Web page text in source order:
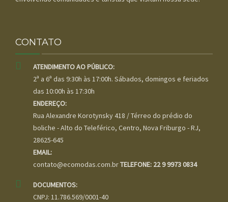
CONTATO
ATENDIMENTO AO PÚBLICO:
2ª a 6ª das 9:30h às 17:00h. Sábados, domingos e feriados
das 10:00h às 17:30h
ENDEREÇO:
Rua Alexandre Korotynsky 418 / Térreo do prédio do
boliche - Alto do Teleférico, Centro, Nova Friburgo - RJ,
28625-645
EMAIL:
contato@ecomodas.com.brTELEFONE: 22 9 9973 0834
DOCUMENTOS:
CNPJ: 11.786.569/0001-40